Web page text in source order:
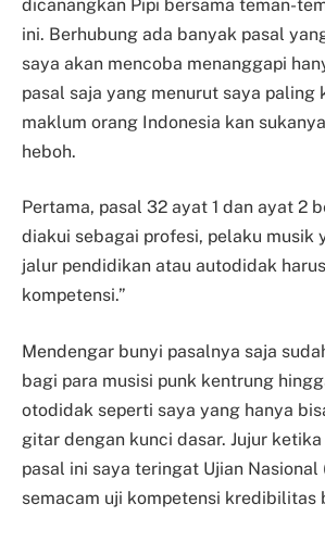
dicanangkan Pipi bersama teman-
ini. Berhubung ada banyak pasal
saya akan mencoba menanggapi
pasal saja yang menurut saya paling
maklum orang Indonesia kan
heboh.
Pertama, pasal 32 ayat 1 dan ayat 2
diakui sebagai profesi, pelaku musik
jalur pendidikan atau autodidak
kompetensi.”
Mendengar bunyi pasalnya saja
bagi para musisi punk kentrung
otodidak seperti saya yang hanya
gitar dengan kunci dasar. Jujur
pasal ini saya teringat Ujian Nasional
semacam uji kompetensi kredibilitas